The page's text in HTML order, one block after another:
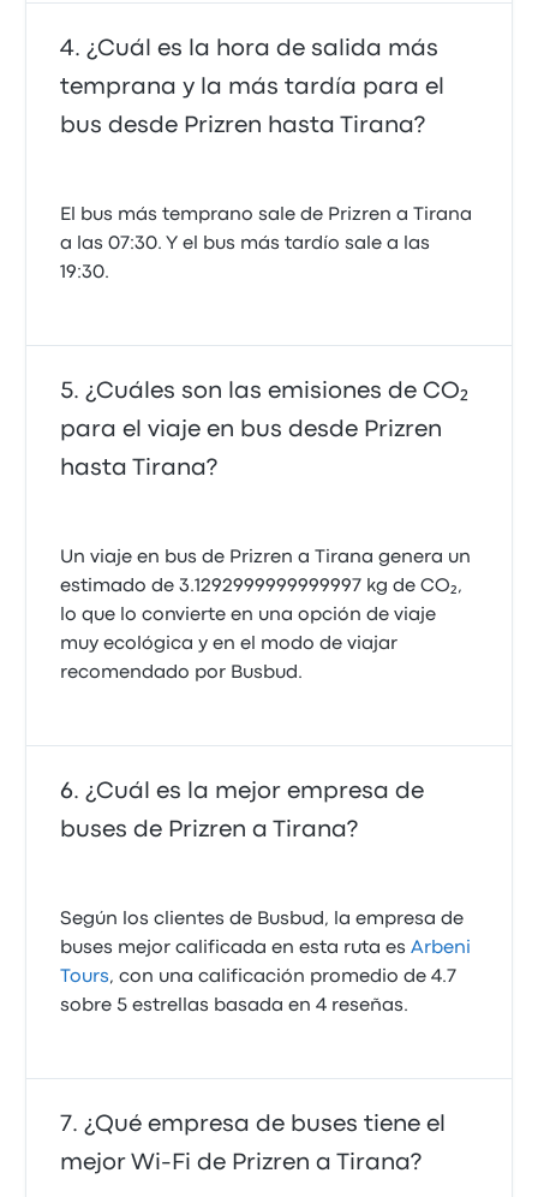
¿Cuál es la hora de salida más
temprana y la más tardía para el
bus desde Prizren hasta Tirana?
El bus más temprano sale de Prizren a Tirana
a las 07:30. Y el bus más tardío sale a las
19:30.
¿Cuáles son las emisiones de CO₂
para el viaje en bus desde Prizren
hasta Tirana?
Un viaje en bus de Prizren a Tirana genera un
estimado de 3.1292999999999997 kg de CO₂,
lo que lo convierte en una opción de viaje
muy ecológica y en el modo de viajar
recomendado por Busbud.
¿Cuál es la mejor empresa de
buses de Prizren a Tirana?
Según los clientes de Busbud, la empresa de
buses mejor calificada en esta ruta esArbeni
Tours, con una calificación promedio de 4.7
sobre 5 estrellas basada en 4 reseñas.
¿Qué empresa de buses tiene el
mejor Wi-Fi de Prizren a Tirana?